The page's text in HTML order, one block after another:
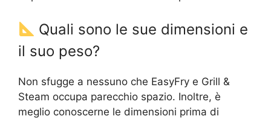
Quali sono le sue dimensioni e
il suo peso?
Non sfugge a nessuno che EasyFry e Grill &
Steam occupa parecchio spazio. Inoltre, è
meglio conoscerne le dimensioni prima di